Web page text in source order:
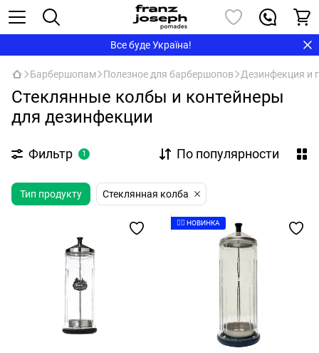
Все буде Україна!
Барбершопам Полезное для барбершопов Дезинфекция и
Стеклянные колбы и контейнеры
для дезинфекции
Фильтр 1 По популярности
Тип продукту Стеклянная колба
👉🏻 НОВИНКА